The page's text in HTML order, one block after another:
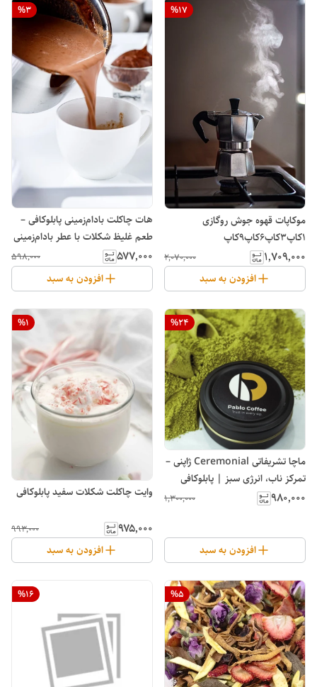
%17
موکاپات قهوه جوش روگازی
۱کاپ۳کاپ۶کاپ۹کاپ
۱٬۷۰۹٬۰۰۰ ۲٬۰۷۰٬۰۰۰
افزودن به سبد
%3
هات‌ چاکلت بادام‌زمینی پابلوکافی –
طعم غلیظ شکلات با عطر بادام‌زمینی
بوداده
۵۷۷٬۰۰۰ ۵۹۸٬۰۰۰
افزودن به سبد
%24
ماچا تشریفاتی Ceremonial ژاپنی –
تمرکز ناب، انرژی سبز | پابلوکافی
۹۸۰٬۰۰۰ ۱٬۳۰۰٬۰۰۰
افزودن به سبد
%1
وایت چاکلت شکلات سفید پابلوکافی
۹۷۵٬۰۰۰ ۹۹۳٬۰۰۰
افزودن به سبد
%5
%16